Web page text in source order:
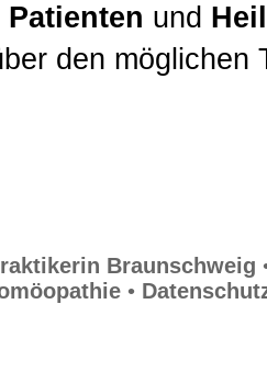
Patienten und
den möglichen
Braunschweig
•